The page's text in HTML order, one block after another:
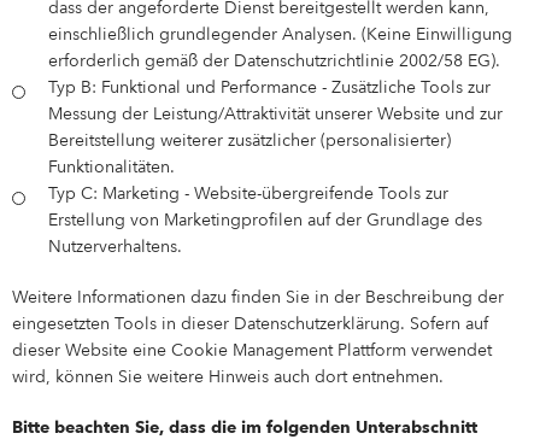
dass der angeforderte Dienst bereitgestellt werden kann,
einschließlich grundlegender Analysen. (Keine Einwilligung
erforderlich gemäß der Datenschutzrichtlinie 2002/58 EG).
Typ B: Funktional und Performance - Zusätzliche Tools zur
Messung der Leistung/Attraktivität unserer Website und zur
Bereitstellung weiterer zusätzlicher (personalisierter)
Funktionalitäten.
Typ C: Marketing - Website-übergreifende Tools zur
Erstellung von Marketingprofilen auf der Grundlage des
Nutzerverhaltens.
Weitere Informationen dazu finden Sie in der Beschreibung der
eingesetzten Tools in dieser Datenschutzerklärung. Sofern auf
dieser Website eine Cookie Management Plattform verwendet
wird, können Sie weitere Hinweis auch dort entnehmen.
Bitte beachten Sie, dass die im folgenden Unterabschnitt